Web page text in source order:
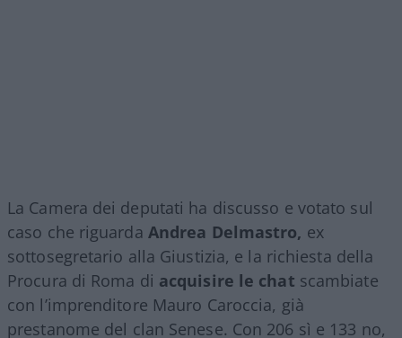
La Camera dei deputati ha discusso e votato sul
caso che riguarda Andrea Delmastro, ex
sottosegretario alla Giustizia, e la richiesta della
Procura di Roma di acquisire le chat scambiate
con l’imprenditore Mauro Caroccia, già
prestanome del clan Senese. Con 206 sì e 133 no,